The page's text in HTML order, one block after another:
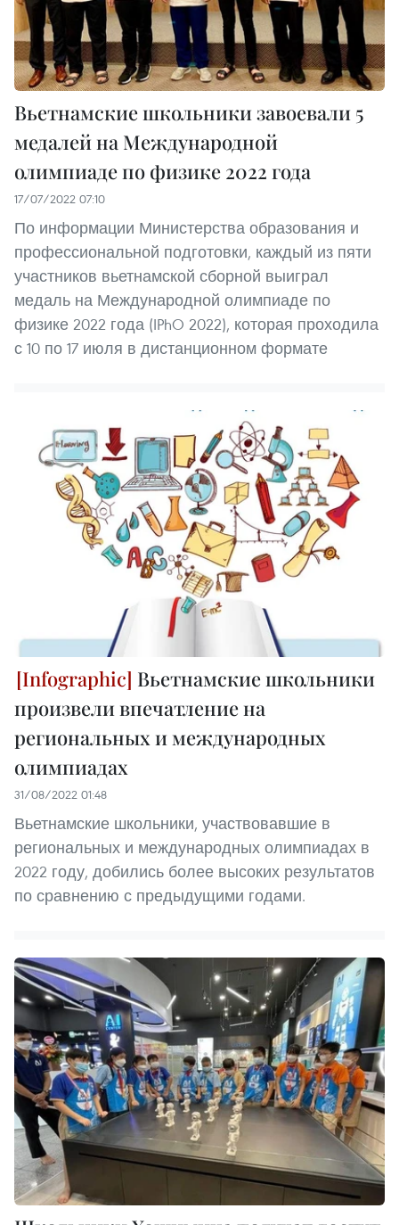
Вьетнамские школьники завоевали 5
медалей на Международной
олимпиаде по физике 2022 года
17/07/2022 07:10
По информации Министерства образования и
профессиональной подготовки, каждый из пяти
участников вьетнамской сборной выиграл
медаль на Международной олимпиаде по
физике 2022 года (IPhO 2022), которая проходила
с 10 по 17 июля в дистанционном формате
Вьетнамские школьники
произвели впечатление на
региональных и международных
олимпиадах
31/08/2022 01:48
Вьетнамские школьники, участвовавшие в
региональных и международных олимпиадах в
2022 году, добились более высоких результатов
по сравнению с предыдущими годами.